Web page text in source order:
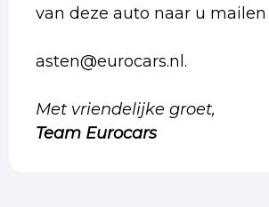
van deze auto naar u mailen
asten@eurocars.nl.
Met vriendelijke groet,
Team Eurocars